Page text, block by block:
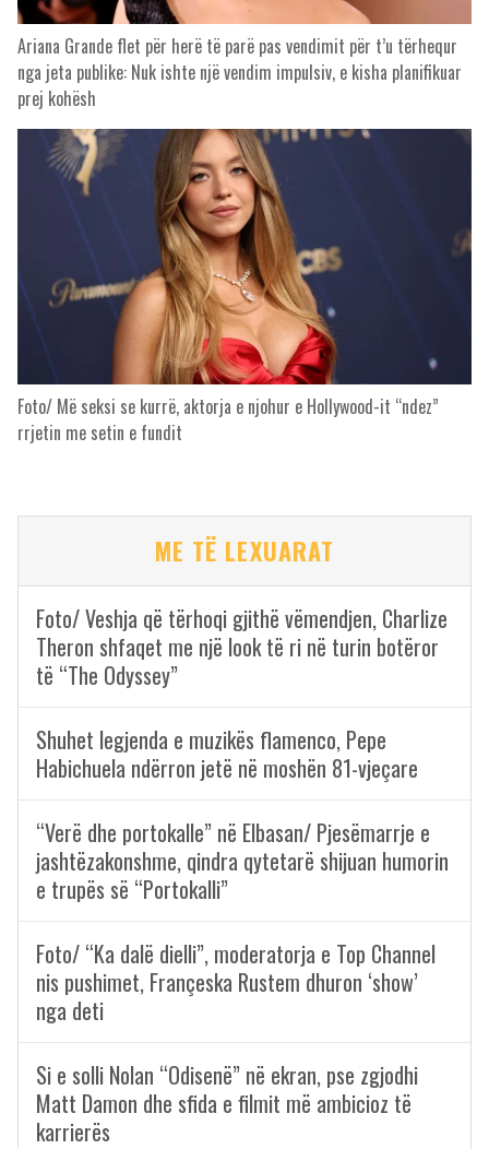
Ariana Grande flet për herë të parë pas vendimit për t’u tërhequr
nga jeta publike: Nuk ishte një vendim impulsiv, e kisha planifikuar
prej kohësh
Foto/ Më seksi se kurrë, aktorja e njohur e Hollywood-it “ndez”
rrjetin me setin e fundit
ME TË LEXUARAT
Foto/ Veshja që tërhoqi gjithë vëmendjen, Charlize
Theron shfaqet me një look të ri në turin botëror
të “The Odyssey”
Shuhet legjenda e muzikës flamenco, Pepe
Habichuela ndërron jetë në moshën 81-vjeçare
“Verë dhe portokalle” në Elbasan/ Pjesëmarrje e
jashtëzakonshme, qindra qytetarë shijuan humorin
e trupës së “Portokalli”
Foto/ “Ka dalë dielli”, moderatorja e Top Channel
nis pushimet, Françeska Rustem dhuron ‘show’
nga deti
Si e solli Nolan “Odisenë” në ekran, pse zgjodhi
Matt Damon dhe sfida e filmit më ambicioz të
karrierës